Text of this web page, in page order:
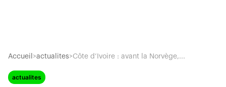
Accueil >actualites>Côte d’Ivoire : avant la Norvège,...
actualites